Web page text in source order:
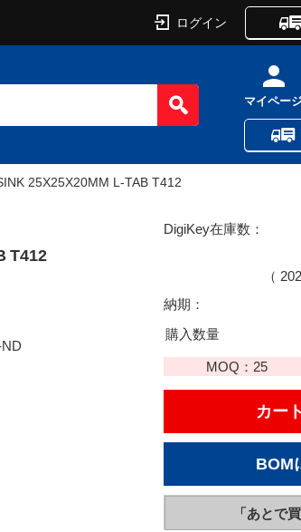
ログイン
マイペー
25X25X20MM L-TAB T412
T412
DigiKey在庫数：
（
納期：
購入数量
MOQ： 25